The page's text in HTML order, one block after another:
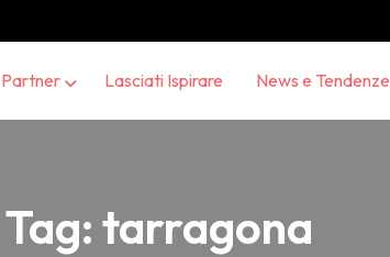
Partner Lasciati Ispirare News e Tendenze
Tag:tarragona